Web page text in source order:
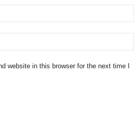
website in this browser for the next time I